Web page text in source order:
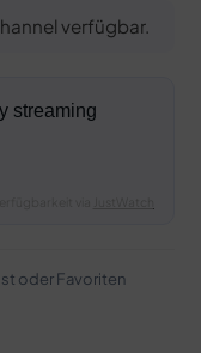
verfügbar.
oder Favoriten